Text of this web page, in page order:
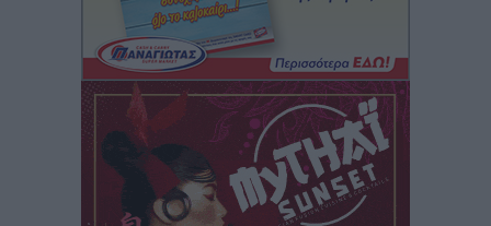
“Η Ευρώπη αντιμετώπιζε το προσφυγικό σαν ταινία
τρόμου” – Η συγκλονιστική μαρτυρία της Χαρούλας
Γιασιράνη στον RV για τα γεγονότα που οδήγησαν στο
Σύμφωνο της Λέρου
Τοπικές Ειδήσεις • πριν 5 ώρες
Συναυλία με τον Γιάννη Κότσιρα στις 21 Αυγούστου